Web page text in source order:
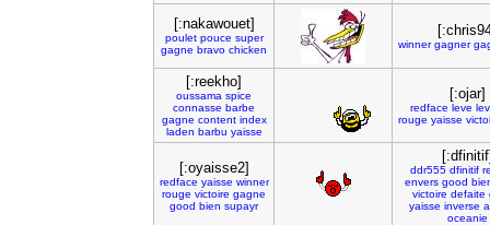
[:nakawouet]
poulet pouce super
gagne bravo chicken winner gagner
[:reekho]
oussama spice
connasse barbe
gagne content index
laden barbu yaisse
[:ojar]
redface leve
rouge yaisse
[:oyaisse2]
redface yaisse winner
rouge victoire gagne
good bien supayr
ddr555 dfinitif
envers good
victoire defaite
yaisse inverse
oceanie